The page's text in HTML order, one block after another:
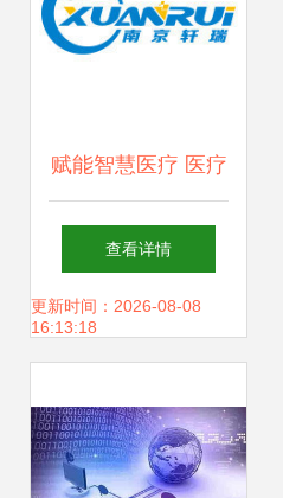
赋能智慧医疗 医疗
软件开发与网络科
技开发深度融合的
查看详情
更新时间：2026-08-08
16:13:18